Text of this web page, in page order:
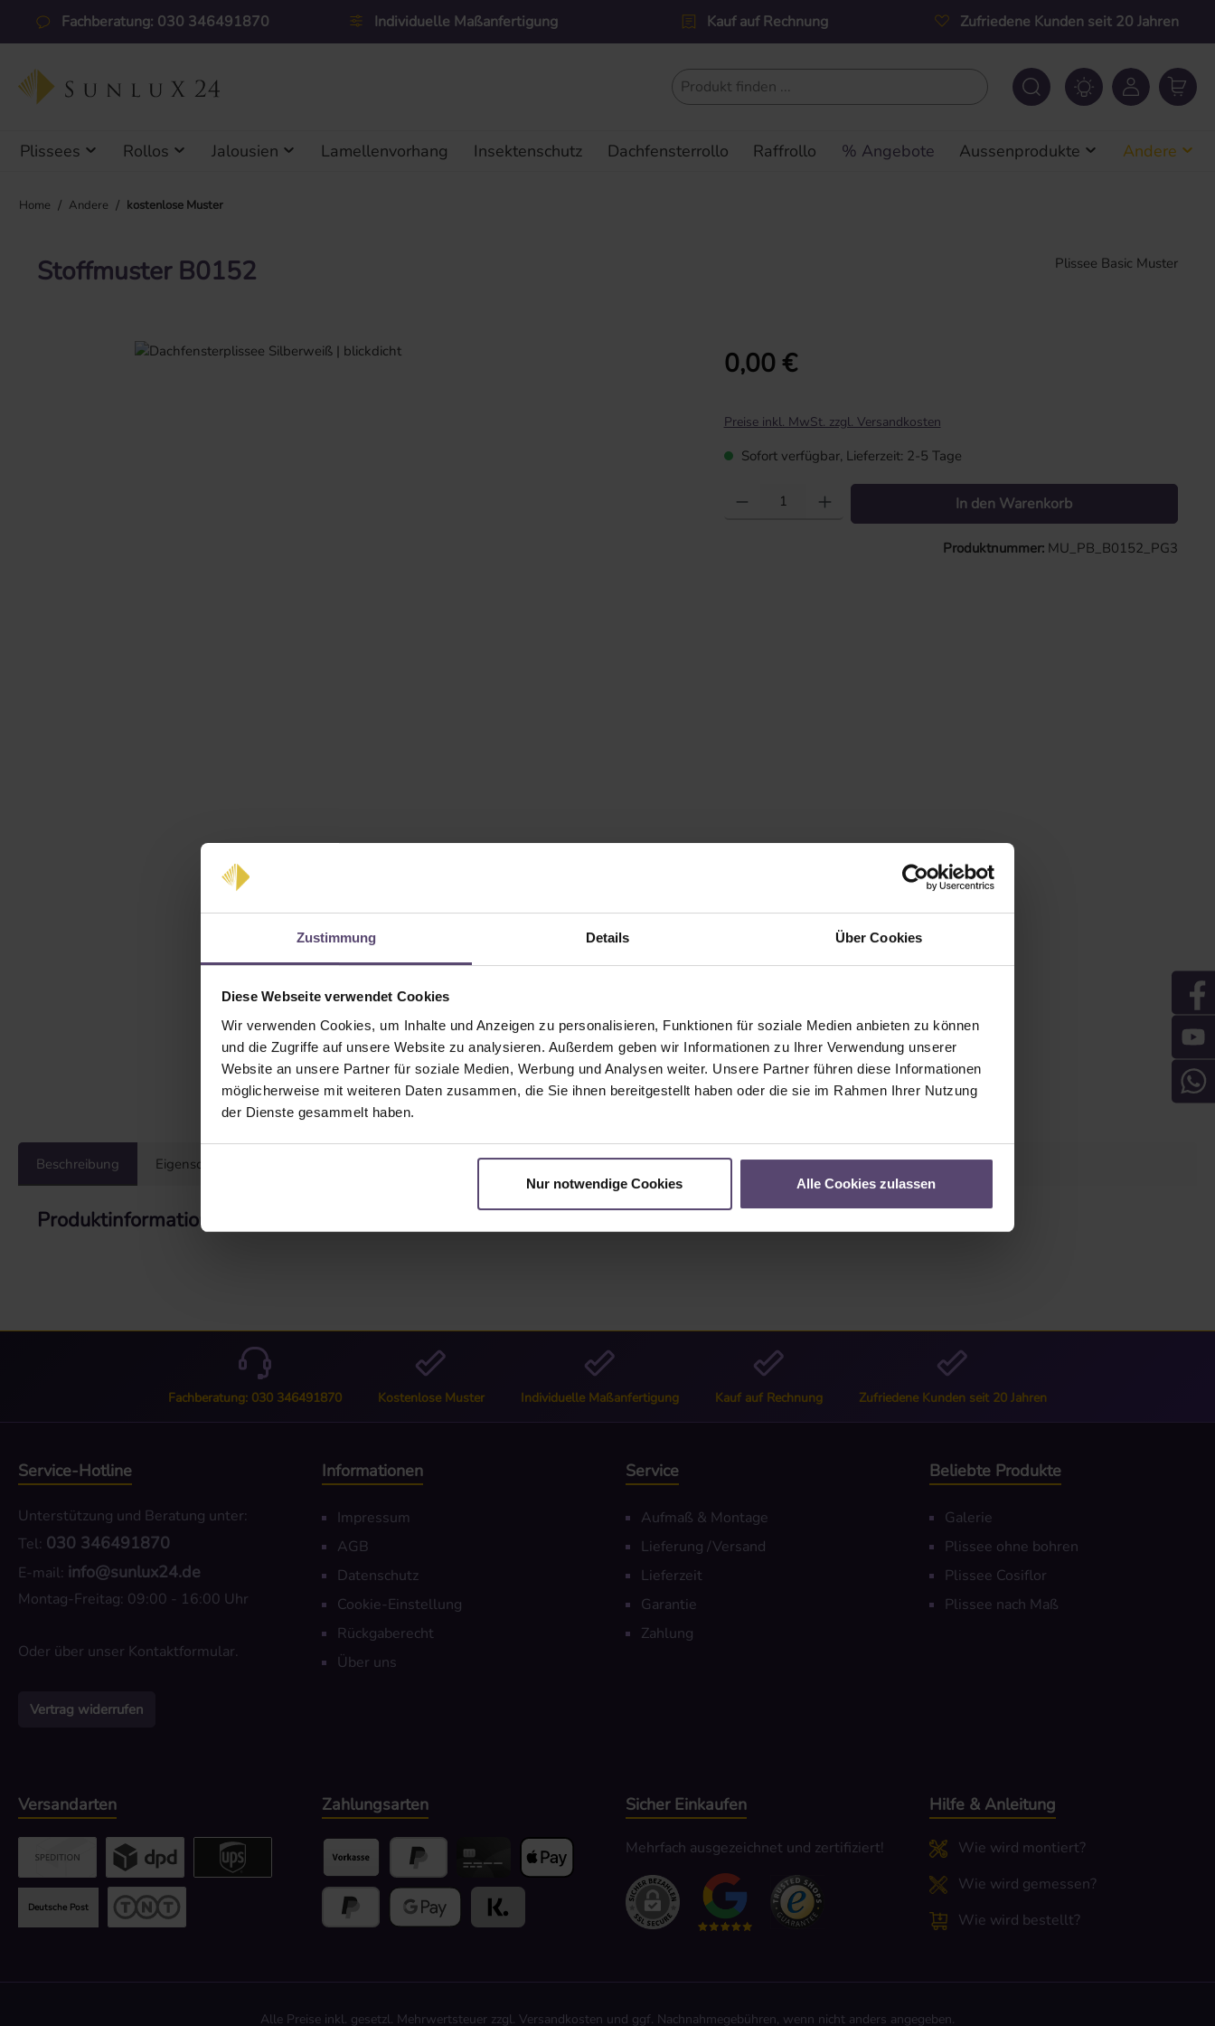
Zustimmung Details Über Cookies
Diese Webseite verwendet Cookies
Wir verwenden Cookies, um Inhalte und Anzeigen zu personalisieren, Funktionen für soziale Medien anbieten zu können
und die Zugriffe auf unsere Website zu analysieren. Außerdem geben wir Informationen zu Ihrer Verwendung unserer
Website an unsere Partner für soziale Medien, Werbung und Analysen weiter. Unsere Partner führen diese Informationen
möglicherweise mit weiteren Daten zusammen, die Sie ihnen bereitgestellt haben oder die sie im Rahmen Ihrer Nutzung
der Dienste gesammelt haben.
Nur notwendige Cookies Alle Cookies zulassen
Hauptinhalt springen
Zur Suche springen
Zur Hauptnavigation springen
Fachberatung: 030 346491870 Individuelle Maßanfertigung Kauf auf Rechnung Zufriedene Kunden seit 20 Jahren
Plissees Rollos Jalousien Lamellenvorhang Insektenschutz Dachfensterrollo Raffrollo % Angebote Aussenprodukte Andere
Home / Andere / kostenlose Muster
Stoffmuster B0152 Plissee Basic Muster
Bildergalerie überspringen Regulärer Preis:
0,00 €
Preise inkl. MwSt. zzgl. Versandkosten
Sofort verfügbar, Lieferzeit: 2-5 Tage
Produkt Anzahl: Gib den gewünschten Wert ein oder benutze die Schaltflächen um
In den Warenkorb
Produktnummer: MU_PB_B0152_PG3
Beschreibung Eigenschaften
Produktinformationen "Stoffmuster B0152"
Fachberatung: 030 346491870 Kostenlose Muster Individuelle Maßanfertigung Kauf auf Rechnung Zufriedene Kunden seit 20 Jahren
Service-Hotline
Unterstützung und Beratung unter:
Tel: 030 346491870
E-mail: info@sunlux24.de
Montag-Freitag: 09:00 - 16:00 Uhr
Oder über unser Kontaktformular.
Vertrag widerrufen
Informationen
Impressum
AGB
Datenschutz
Cookie-Einstellung
Rückgaberecht
Über uns
Service
Aufmaß & Montage
Lieferung /Versand
Lieferzeit
Garantie
Zahlung
Beliebte Produkte
Galerie
Plissee ohne bohren
Plissee Cosiflor
Plissee nach Maß
Zahlungsarten
Vorkasse PayPal Kredit- oder Debitkarte
Apple Pay
Versandarten
Deutsche Post
Benutzerdefiniertes Bild 2Benutzerdefiniertes Bild 3
Sicher Einkaufen
Mehrfach ausgezeichnet und zertifiziert!
Hilfe & Anleitung
Wie wird montiert?
Wie wird gemessen?
Wie wird bestellt?
Alle Preise inkl. gesetzl. Mehrwertsteuer zzgl. Versandkosten und ggf. Nachnahmegebühren, wenn nicht anders angegeben.